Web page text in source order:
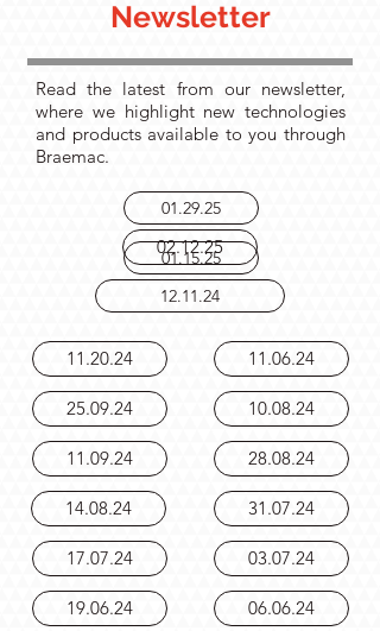
Braemac Product
Newsletter
Read the latest from our newsletter,
where we highlight new technologies
01.29.25
01.15.25
02.12.25
11.20.24 11.06.24
25.09.24 10.08.24
11.09.24 28.08.24
14.08.24 31.07.24
17.07.24 03.07.24